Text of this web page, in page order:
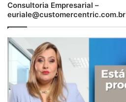
Consultoria Empresarial –
euriale@customercentric.com.br